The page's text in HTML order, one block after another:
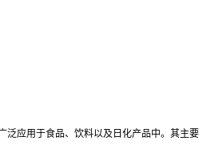
泛应用于食品、饮料以及日化产品中。其主